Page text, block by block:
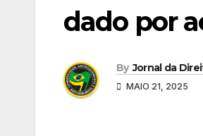
dado por
By Jornal da
MAIO 21, 2025